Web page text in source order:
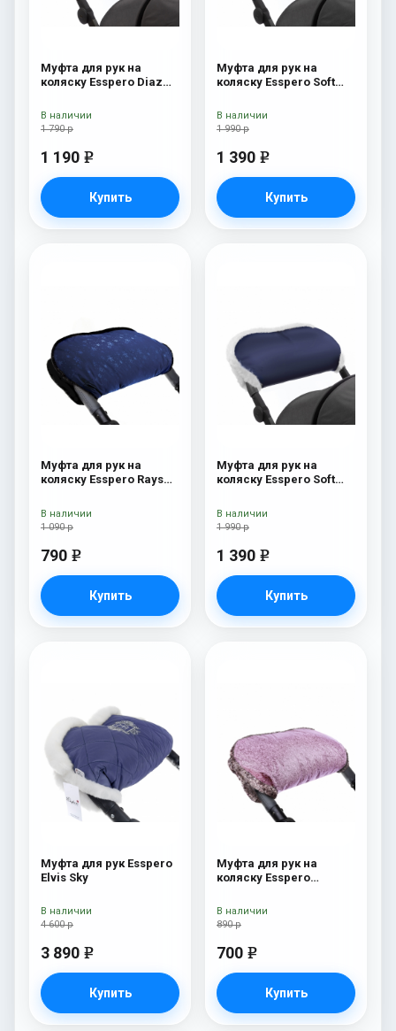
Муфта для рук на
коляску Esspero Diaz
Grey
1 790 р
1 190 e
Купить
В наличии
Муфта для рук на
коляску Esspero Soft
1 990 р
1 390 e
Купить
В наличии
Муфта для рук на
коляску Esspero Rays
1 090 р
790 e
Купить
В наличии
Муфта для рук на
коляску Esspero Soft
1 990 р
1 390 e
Купить
В наличии
Муфта для рук Esspero
Elvis Sky
4 600 р
3 890 e
Купить
В наличии
Муфта для рук на
коляску Esspero
890 р
700 e
Купить
В наличии